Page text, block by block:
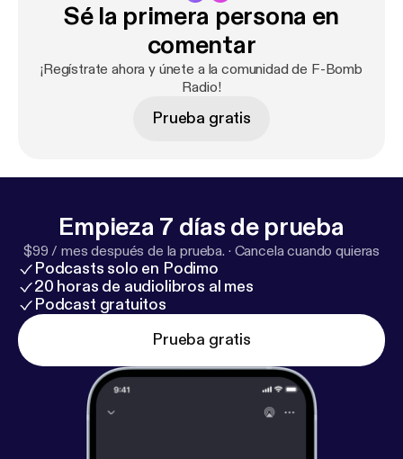
Sé la primera persona en
comentar
¡Regístrate ahora y únete a la comunidad de F-Bomb
Radio!
Prueba gratis
Empieza 7 días de prueba
$99 / mes después de la prueba. · Cancela cuando quieras
Podcasts solo en Podimo
20 horas de audiolibros al mes
Podcast gratuitos
Prueba gratis